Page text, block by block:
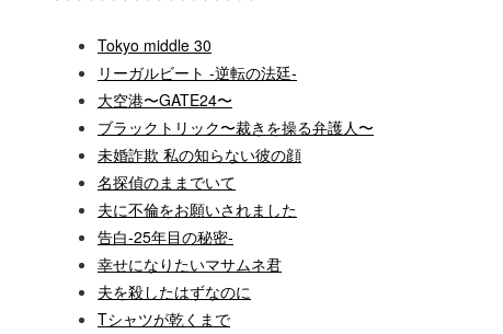
Tokyo middle 30
リーガルビート -逆転の法廷-
大空港〜GATE24〜
ブラックトリック〜裁きを操る弁護人〜
未婚詐欺 私の知らない彼の顔
名探偵のままでいて
夫に不倫をお願いされました
告白-25年目の秘密-
幸せになりたいマサムネ君
夫を殺したはずなのに
Tシャツが乾くまで